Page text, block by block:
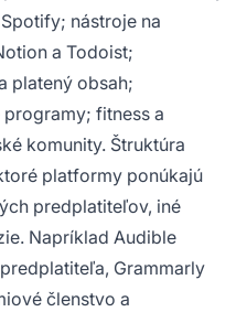
nástroje na
a Todoist;
platený obsah;
fitness a
komunity. Štruktúra
platformy ponúkajú
predplatiteľov, iné
Napríklad Audible
Grammarly
členstvo a